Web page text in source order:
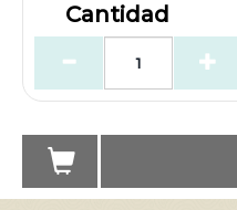
Cantidad